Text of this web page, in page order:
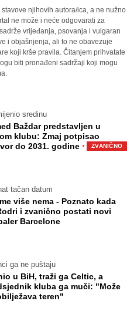
njihovih autora/ica, a ne nužno
ne može i neće odgovarati za
vrijeđanja, psovanja i vulgaran
i objašnjenja, ali to ne obavezuje
koji krše pravila. Čitanjem prihvatate
biti pronađeni sadržaji koji mogu
sredinu
Baždar predstavljen u
klubu: Zmaj potpisao
do 2031. godine · ZVANIČNO
tačan datum
više nema - Poznato kada
i zvanično postati novi
Barcelone
ga ne puštaju
u BiH, traži ga Celtic, a
kluba ga muči: "Može
teren"